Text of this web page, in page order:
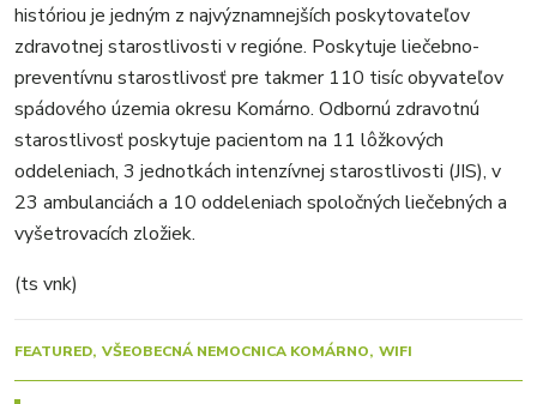
históriou je jedným z najvýznamnejších poskytovateľov
zdravotnej starostlivosti v regióne. Poskytuje liečebno-
preventívnu starostlivosť pre takmer 110 tisíc obyvateľov
spádového územia okresu Komárno. Odbornú zdravotnú
starostlivosť poskytuje pacientom na 11 lôžkových
oddeleniach, 3 jednotkách intenzívnej starostlivosti (JIS), v
23 ambulanciách a 10 oddeleniach spoločných liečebných a
vyšetrovacích zložiek.
(ts vnk)
FEATURED VŠEOBECNÁ NEMOCNICA KOMÁRNO WIFI